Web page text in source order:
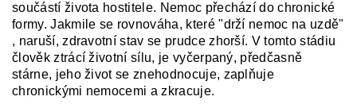
součástí života hostitele. Nemoc přechází do chronické
formy. Jakmile se rovnováha, které "drží nemoc na uzdě"
, naruší, zdravotní stav se prudce zhorší. V tomto stádiu
člověk ztrácí životní sílu, je vyčerpaný, předčasně
stárne, jeho život se znehodnocuje, zaplňuje
chronickými nemocemi a zkracuje.